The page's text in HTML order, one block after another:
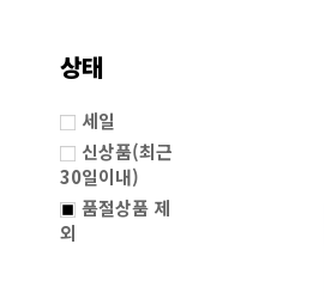
상태
세일
신상품(최근
30일이내)
품절상품 제
외